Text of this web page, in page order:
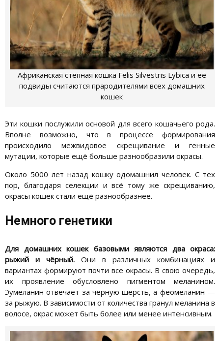
Африканская степная кошка Felis Silvestris Lybica и её
подвиды считаются прародителями всех домашних
кошек
Эти кошки послужили основой для всего кошачьего рода.
Вполне возможно, что в процессе формирования
происходило межвидовое скрещивание и генные
мутации, которые ещё больше разнообразили окрасы.
Около 5000 лет назад кошку одомашнил человек. С тех
пор, благодаря селекции и всё тому же скрещиванию,
окрасы кошек стали ещё разнообразнее.
Немного генетики
Для домашних кошек базовыми являются два окраса:
рыжий и чёрный. Они в различных комбинациях и
вариантах формируют почти все окрасы. В свою очередь,
их проявление обусловлено пигментом меланином.
Эумеланин отвечает за чёрную шерсть, а феомеланин —
за рыжую. В зависимости от количества гранул меланина в
волосе, окрас может быть более или менее интенсивным.